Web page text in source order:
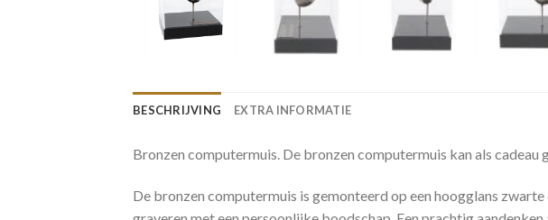
BESCHRIJVING EXTRA INFORMATIE
Bronzen computermuis. De bronzen computermuis kan als
De bronzen computermuis is gemonteerd op een hoogglans